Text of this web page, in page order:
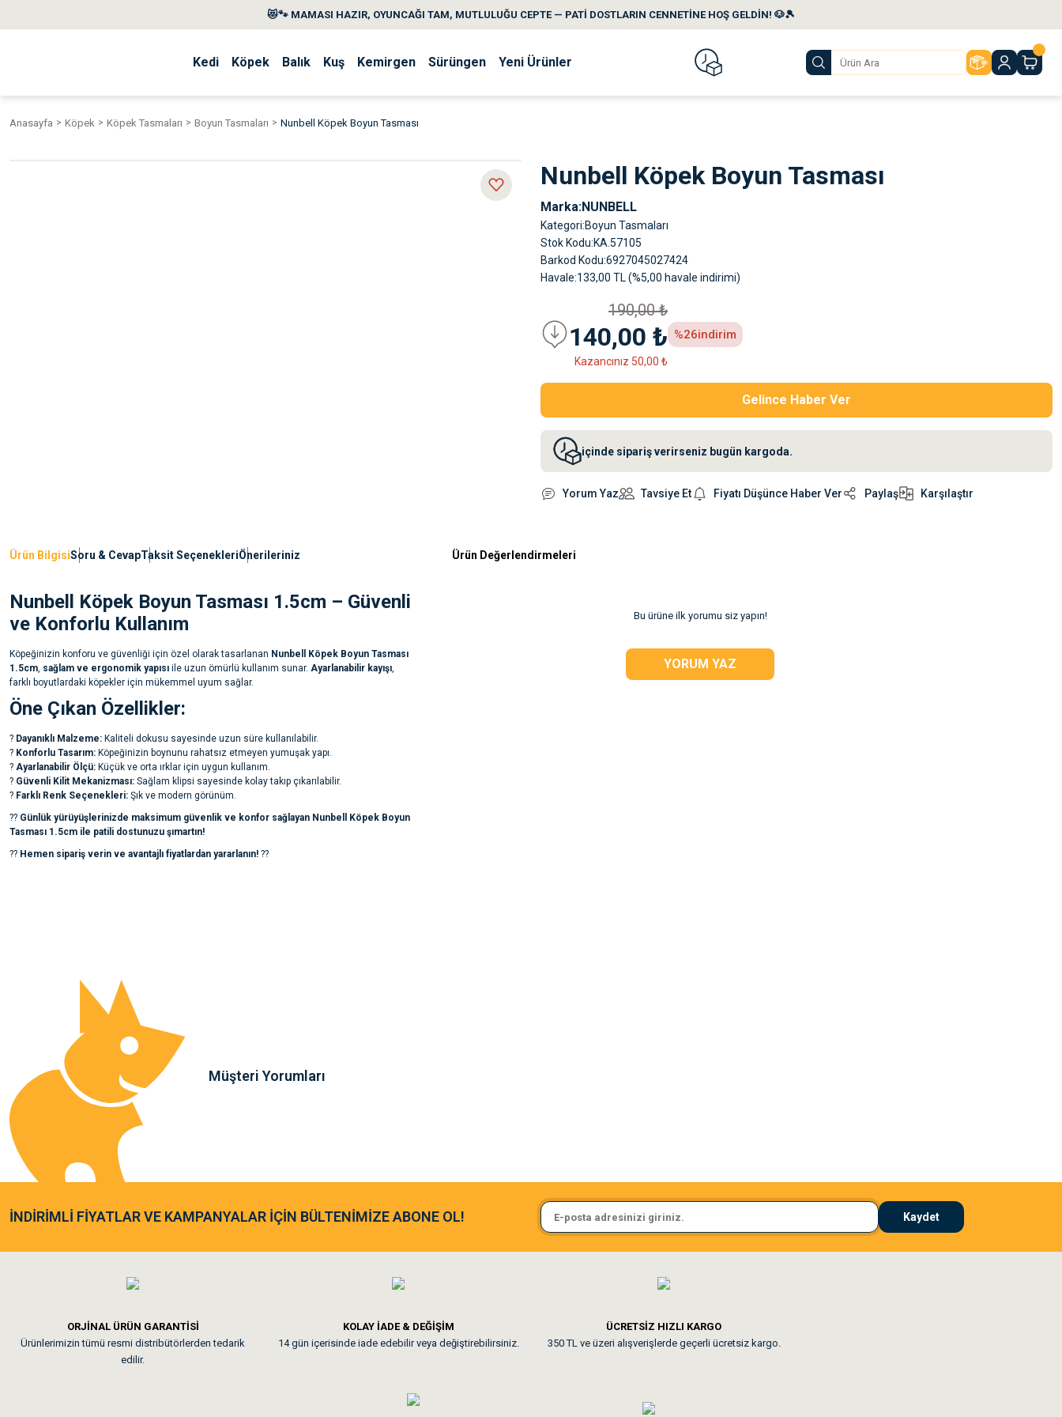
😻🐾 MAMASI HAZIR, OYUNCAĞI TAM, MUTLULUĞU CEPTE — PATİ DOSTLARIN CENNETİNE HOŞ GELDİN! 🐶🎾
Kedi Köpek Balık Kuş Kemirgen Sürüngen Yeni Ürünler
Anasayfa Köpek Köpek Tasmaları Boyun Tasmaları Nunbell Köpek Boyun Tasması
Nunbell Köpek Boyun Tasması
Marka NUNBELL
Kategori Boyun Tasmaları
Stok Kodu KA.57105
Barkod Kodu 6927045027424
Havale 133,00 TL (%5,00 havale indirimi)
190,00 ₺
140,00 ₺
Kazancınız 50,00 ₺
%26indirim
Gelince Haber Ver
içinde sipariş verirseniz bugün kargoda.
Yorum Yaz Tavsiye Et Fiyatı Düşünce Haber Ver Paylaş Karşılaştır
Ürün BilgisiSoru & CevapTaksit SeçenekleriÖnerileriniz
Nunbell Köpek Boyun Tasması 1.5cm – Güvenli
ve Konforlu Kullanım
Köpeğinizin konforu ve güvenliği için özel olarak tasarlanan Nunbell Köpek Boyun Tasması
1.5cm, sağlam ve ergonomik yapısı ile uzun ömürlü kullanım sunar. Ayarlanabilir kayışı,
farklı boyutlardaki köpekler için mükemmel uyum sağlar.
Öne Çıkan Özellikler:
? Dayanıklı Malzeme: Kaliteli dokusu sayesinde uzun süre kullanılabilir.
? Konforlu Tasarım: Köpeğinizin boynunu rahatsız etmeyen yumuşak yapı.
? Ayarlanabilir Ölçü: Küçük ve orta ırklar için uygun kullanım.
? Güvenli Kilit Mekanizması: Sağlam klipsi sayesinde kolay takıp çıkarılabilir.
? Farklı Renk Seçenekleri: Şık ve modern görünüm.
?? Günlük yürüyüşlerinizde maksimum güvenlik ve konfor sağlayan Nunbell Köpek Boyun
Tasması 1.5cm ile patili dostunuzu şımartın!
?? Hemen sipariş verin ve avantajlı fiyatlardan yararlanın! ??
Ürün bilgilerinde hatalar bulunuyor.
Ürün fiyatı diğer sitelerden daha pahalı.
Bu ürüne benzer farklı alternatifler olmalı.
Ürün Değerlendirmeleri
Bu ürüne ilk yorumu siz yapın!
YORUM YAZ
Müşteri Yorumları
As**** Tu******
Tavşanım kafesinin kalitesine ve paketlemesine bayıldım
Sa**** On******
Pamuk için aradığım tüm oyuncaklar mevcut
Kedilerim beğeniyorlar. Memnunuz. Uygun fiyatta olması iyi.
İNDİRİMLİ FİYATLAR VE KAMPANYALAR İÇİN BÜLTENİMİZE ABONE OL! Kaydet
ORJİNAL ÜRÜN GARANTİSİ
Ürünlerimizin tümü resmi distribütörlerden tedarik
edilir.
KOLAY İADE & DEĞİŞİM
14 gün içerisinde iade edebilir veya değiştirebilirsiniz.
ÜCRETSİZ HIZLI KARGO
350 TL ve üzeri alışverişlerde geçerli ücretsiz kargo.